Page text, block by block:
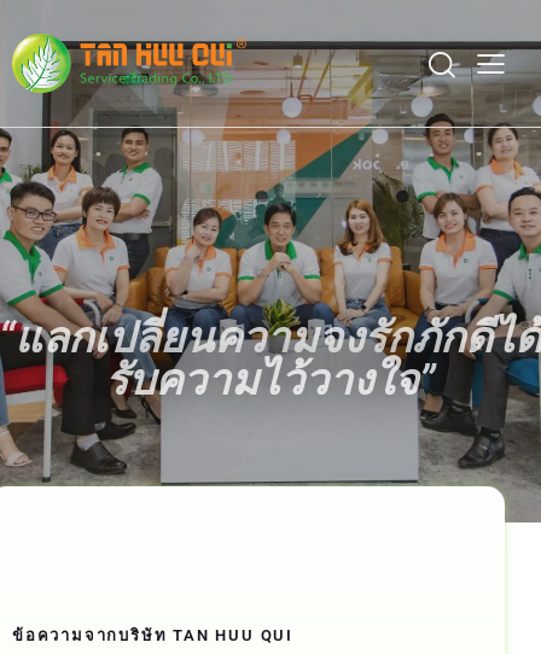
“แลกเปลี่ยนความจงรักภักดีได้
รับความไว้วางใจ”
ข้อความจากบริษัท TAN HUU QUI